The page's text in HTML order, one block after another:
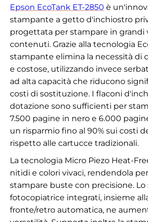
Epson EcoTank ET-2850 è
stampante a getto d'inchiostro
progettata per stampare in grandi
contenuti. Grazie alla tecnologia
stampante elimina la necessità di
e costose, utilizzando invece
ad alta capacità che riducono
costi di sostituzione. I flaconi
dotazione sono sufficienti per
7.500 pagine in nero e 6.000
un risparmio fino al 90% sui costi
rispetto alle cartucce tradizionali.
La tecnologia Micro Piezo Heat-
nitidi e colori vivaci, rendendola
stampare buste con precisione. Lo
fotocopiatrice integrati, insieme
fronte/retro automatica, ne